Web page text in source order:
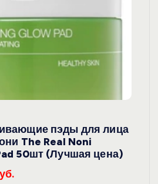
пэды для лица
The Real Noni
50шт (Лучшая цена)